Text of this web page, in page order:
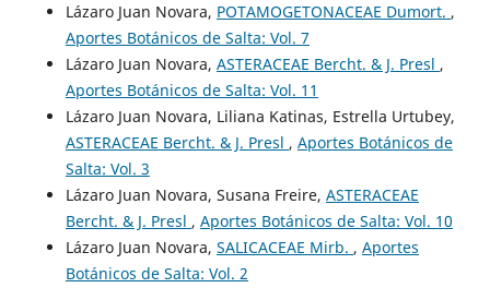
Lázaro Juan Novara, POTAMOGETONACEAE Dumort. ,
Aportes Botánicos de Salta: Vol. 7
Lázaro Juan Novara, ASTERACEAE Bercht. & J. Presl ,
Aportes Botánicos de Salta: Vol. 11
Lázaro Juan Novara, Liliana Katinas, Estrella Urtubey,
ASTERACEAE Bercht. & J. Presl , Aportes Botánicos de
Salta: Vol. 3
Lázaro Juan Novara, Susana Freire, ASTERACEAE
Bercht. & J. Presl , Aportes Botánicos de Salta: Vol. 10
Lázaro Juan Novara, SALICACEAE Mirb. , Aportes
Botánicos de Salta: Vol. 2